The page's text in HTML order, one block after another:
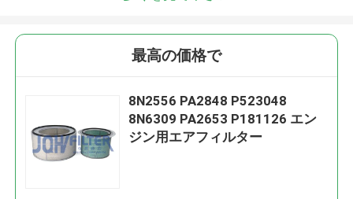
最高の価格で
8N2556 PA2848 P523048
8N6309 PA2653 P181126 エン
ジン用エアフィルター